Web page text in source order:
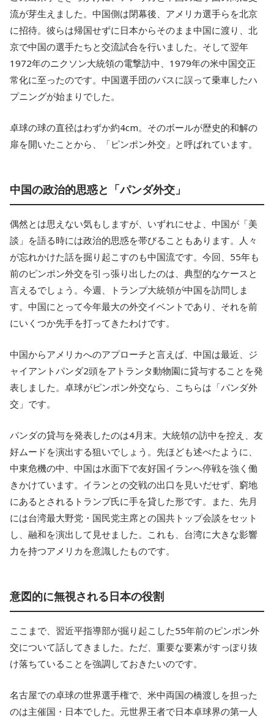
流が芽生えました。中国側は閉幕後、アメリカ選手らを北京
に招待。彼らは帰国せずに日本からそのまま中国に渡り、北
京で中国の選手たちと交流試合を行いました。そして翌年
1972年のニクソン大統領の電撃訪中、1979年の米中国交正
常化に至ったのです。中国選手団のバスに誤って乗車したハ
プニングが始まりでした。
卓球の球の直径はわずか約4cm。そのボールが歴史的和解の
扉を開いたことから、「ピンポン外交」と呼ばれています。
中国の政治的思惑と「パンダ外交」
偶然とは思えない気もしますが、いずれにせよ、中国が「美
談」を語る時には政治的思惑を帯びることもあります。人々
が忘れかけた話を掘り起こすのも中国流です。今回、55年も
前のピンポン外交を引っ張り出したのは、典型的なケースと
言えるでしょう。今週、トランプ大統領が中国を訪問しま
す。中国にとって今年最大の外交イベントであり、それを前
にいくつか先手を打ってきたわけです。
中国からアメリカへのアプローチと言えば、中国は最近、ジ
ャイアントパンダ2頭をアトランタ動物園に貸与することを発
表しました。卓球がピンポン外交なら、こちらは「パンダ外
交」です。
パンダの貸与を発表したのは4月末。大統領の訪中を控え、友
好ムードを演出する狙いでしょう。先ほども述べたように、
中東危機の中、中国は水面下で友好国イランへ停戦を強く働
きかけています。イランとの交戦の出口を見いだせず、窮地
にあるとされるトランプ氏に手を貸した形です。また、先月
には台湾最大野党・国民党主席との国共トップ会談をセット
し、融和を演出して見せました。これも、台湾に大きな影響
力を持つアメリカを意識したものです。
意図的に無視される日本の役割
ここまで、習近平指導部が掘り起こした55年前のピンポン外
交について話してきました。ただ、重要な要素がすっぽり抜
け落ちていることを強調しておきたいのです。
名古屋での卓球の世界選手権で、米中両国の橋渡しを担った
のは主催国・日本でした。元世界王者で日本卓球界の第一人